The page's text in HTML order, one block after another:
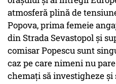
atmosferă plină de
Popova, prima femeie
din Strada Sevastopol și
comisar Popescu sunt
caz pe care nimeni nu
chemați să investigheze și